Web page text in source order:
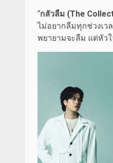
“กลัวลืม (The
ไม่อยากลืมทุกช่วงเว
พยายามจะลืม แต่หัว